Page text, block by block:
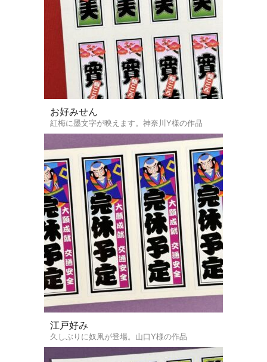
お好みせん
紅梅に墨文字が映えます。神奈川Y様の作品
江戸好み
久しぶりに奴凧が登場。山口Y様の作品